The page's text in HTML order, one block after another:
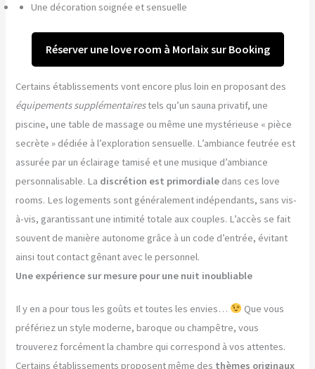
Une décoration soignée et sensuelle
Réserver une love room à Morlaix sur Booking
Certains établissements vont encore plus loin en proposant des
équipements supplémentairestels qu’un sauna privatif, une
piscine, une table de massage ou même une mystérieuse « pièce
secrète » dédiée à l’exploration sensuelle. L’ambiance feutrée est
assurée par un éclairage tamisé et une musique d’ambiance
personnalisable. La discrétion est primordiale dans ces love
rooms. Les logements sont généralement indépendants, sans vis-
à-vis, garantissant une intimité totale aux couples. L’accès se fait
souvent de manière autonome grâce à un code d’entrée, évitant
ainsi tout contact gênant avec le personnel.
Une expérience sur mesure pour une nuit inoubliable
Il y en a pour tous les goûts et toutes les envies…
Que vous
préfériez un style moderne, baroque ou champêtre, vous
trouverez forcément la chambre qui correspond à vos attentes.
Certains établissements proposent même des thèmes originaux